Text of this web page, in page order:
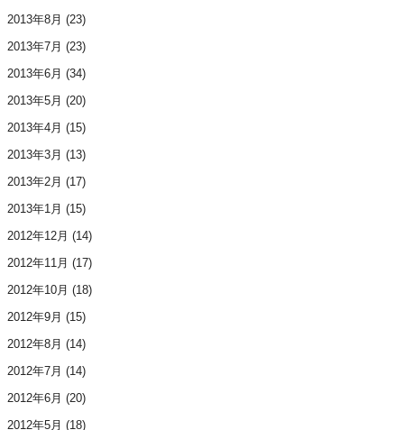
2013年8月 (23)
2013年7月 (23)
2013年6月 (34)
2013年5月 (20)
2013年4月 (15)
2013年3月 (13)
2013年2月 (17)
2013年1月 (15)
2012年12月 (14)
2012年11月 (17)
2012年10月 (18)
2012年9月 (15)
2012年8月 (14)
2012年7月 (14)
2012年6月 (20)
2012年5月 (18)